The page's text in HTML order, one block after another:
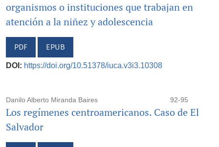
organismos o instituciones que trabajan en
atención a la niñez y adolescencia
PDF EPUB
DOI: https://doi.org/10.51378/iuca.v3i3.10308
Danilo Alberto Miranda Baires 92-95
Los regímenes centroamericanos. Caso de El
Salvador